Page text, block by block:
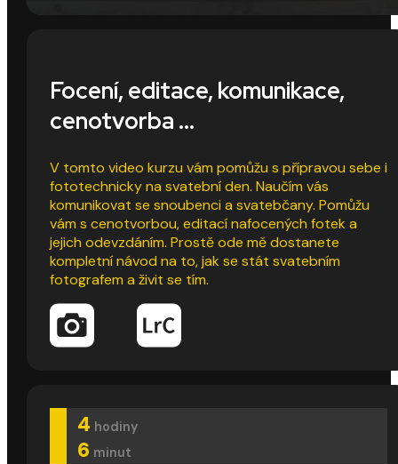
Focení, editace, komunikace,
cenotvorba ...
V tomto video kurzu vám pomůžu s přípravou sebe i
fototechnicky na svatební den. Naučím vás
komunikovat se snoubenci a svatebčany. Pomůžu
vám s cenotvorbou, editací nafocených fotek a
jejich odevzdáním. Prostě ode mě dostanete
kompletní návod na to, jak se stát svatebním
fotografem a živit se tím.
4 hodiny
6 minut